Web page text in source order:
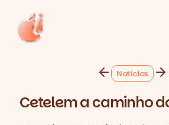
Notícias
Cetelem a caminho